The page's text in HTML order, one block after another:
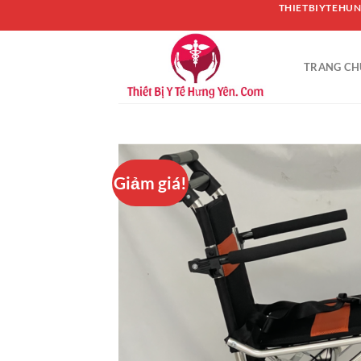
đến
TRANG
Giảm giá!